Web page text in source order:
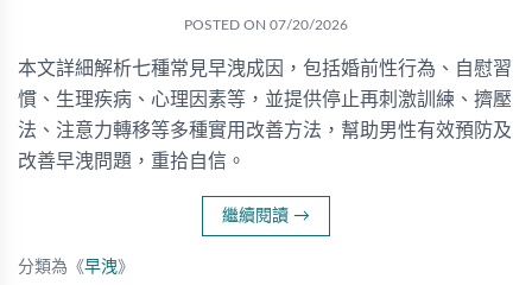
POSTED ON 07/20/2026
本文詳細解析七種常見早洩成因，包括婚前性行為、自慰習
慣、生理疾病、心理因素等，並提供停止再刺激訓練、擠壓
法、注意力轉移等多種實用改善方法，幫助男性有效預防及
改善早洩問題，重拾自信。
繼續閱讀 →
分類為《早洩》